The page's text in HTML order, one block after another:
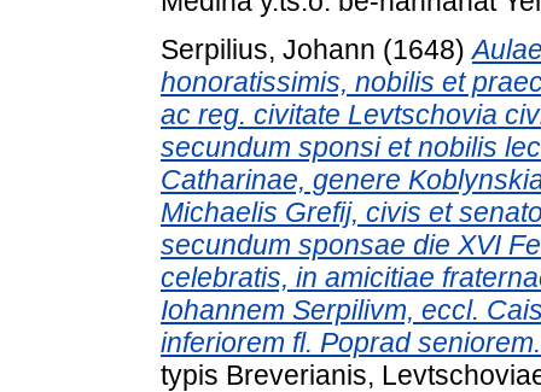
Serpilius, Johann (1648)
honoratissimis, nobilis et
ac reg. civitate Levtschovia
secundum sponsi et nobilis
Catharinae, genere
Michaelis Grefij, civis et
secundum sponsae die XVI
celebratis, in amicitiae
Iohannem Serpilivm, eccl.
inferiorem fl. Poprad seniorem.
typis Breverianis,